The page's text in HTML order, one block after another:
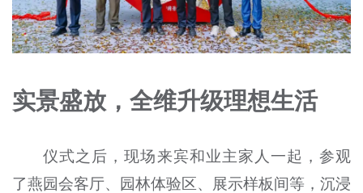
实景盛放，全维升级理想生活
仪式之后，现场来宾和业主家人一起，参观
了燕园会客厅、园林体验区、展示样板间等，沉浸